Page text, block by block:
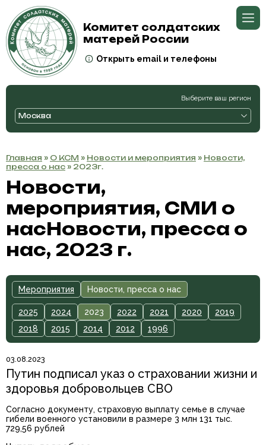
Комитет солдатских
матерей России
Открыть email и телефоны
Выберите ваш регион
Москва
Главная » О КСМ » Новости и мероприятия » Новости,
пресса о нас » 2023г.
Новости,
мероприятия, СМИ о
насНовости, пресса о
нас, 2023 г.
Мероприятия Новости, пресса о нас
2025 2024 2023 2022 2021 2020
2019
2018
2015 2014 2012 1996
03.08.2023
Путин подписал указ о страховании жизни и
здоровья добровольцев СВО
Согласно документу, страховую выплату семье в случае
гибели военного установили в размере 3 млн 131 тыс.
729,56 рублей